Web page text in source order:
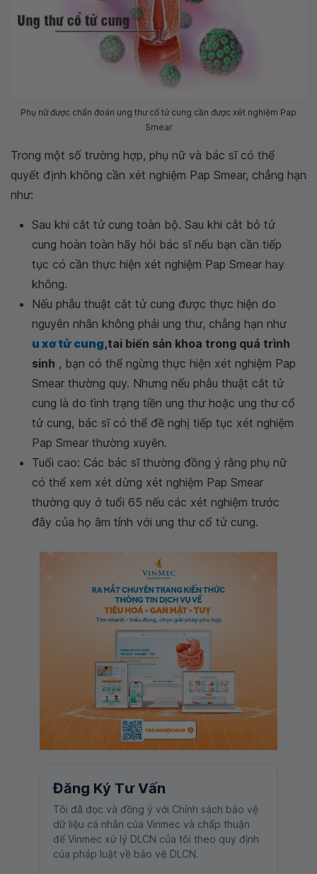
Phụ nữ được chẩn đoán ung thư cổ tử cung cần được xét nghiệm Pap
Smear
Trong một số trường hợp, phụ nữ và bác sĩ có thể
quyết định không cần xét nghiệm Pap Smear, chẳng hạn
như:
Sau khi cắt tử cung toàn bộ. Sau khi cắt bỏ tử
cung hoàn toàn hãy hỏi bác sĩ nếu bạn cần tiếp
tục có cần thực hiện xét nghiệm Pap Smear hay
không.
Nếu phẫu thuật cắt tử cung được thực hiện do
nguyên nhân không phải ung thư, chẳng hạn như
u xơ tử cung,tai biến sản khoa trong quá trình
sinh , bạn có thể ngừng thực hiện xét nghiệm Pap
Smear thường quy. Nhưng nếu phẫu thuật cắt tử
cung là do tình trạng tiền ung thư hoặc ung thư cổ
tử cung, bác sĩ có thể đề nghị tiếp tục xét nghiệm
Pap Smear thường xuyên.
Tuổi cao: Các bác sĩ thường đồng ý rằng phụ nữ
có thể xem xét dừng xét nghiệm Pap Smear
thường quy ở tuổi 65 nếu các xét nghiệm trước
đây của họ âm tính với ung thư cổ tử cung.
Đăng Ký Tư Vấn
Tôi đã đọc và đồng ý với Chính sách bảo vệ
dữ liệu cá nhân của Vinmec và chấp thuận
để Vinmec xử lý DLCN của tôi theo quy định
của pháp luật về bảo vệ DLCN.